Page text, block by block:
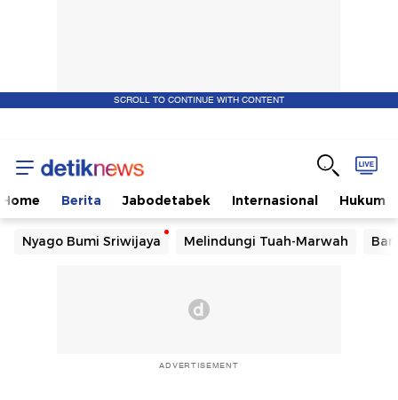
SCROLL TO CONTINUE WITH CONTENT
Home Berita Jabodetabek Internasional Hukum
Nyago Bumi Sriwijaya Melindungi Tuah-Marwah
ADVERTISEMENT